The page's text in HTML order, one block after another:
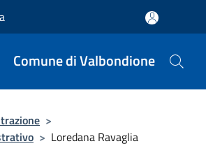
Comune di Valbondione
>
> Loredana Ravaglia